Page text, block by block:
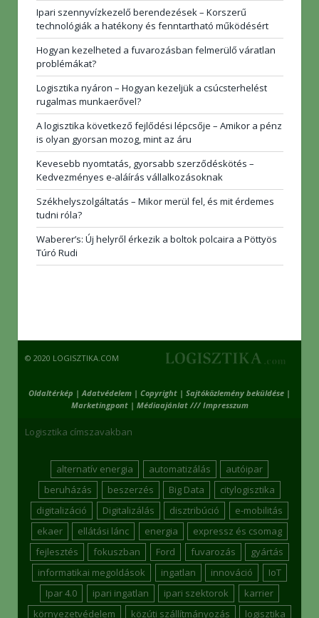
Ipari szennyvízkezelő berendezések – Korszerű
technológiák a hatékony és fenntartható működésért
Hogyan kezelheted a fuvarozásban felmerülő váratlan
problémákat?
Logisztika nyáron – Hogyan kezeljük a csúcsterhelést
rugalmas munkaerővel?
A logisztika következő fejlődési lépcsője – Amikor a pénz
is olyan gyorsan mozog, mint az áru
Kevesebb nyomtatás, gyorsabb szerződéskötés –
Kedvezményes e-aláírás vállalkozásoknak
Székhelyszolgáltatás – Mikor merül fel, és mit érdemes
tudni róla?
Waberer’s: Új helyről érkezik a boltok polcaira a Pöttyös
Túró Rudi
© 2020 LOGISZTIKA.COM
Oldaltérkép | Adatvédelem | Copyright | Sajtóközlemény beküldése |
Marketingpont| Médiaajánlat /// Impresszum
Logisztika címszavakban
alternatív energia automatizálás
autóipar
beruházás
beszerzés Big Data
citylogisztika
digitalizáció
Digitalizálás disztribúció
e-mobilitás
ekaer
ellátási lánc energia
expressz és csomag
fejlesztés
fokuszban Ford fuvarozás
gyártás
informatikai megoldások
ingatlan innováció
IoT
Ipar 4.0
ipari ingatlan ipari szektorok
karrier
környezetvédelem
közúti szállítmányozás
logisztika